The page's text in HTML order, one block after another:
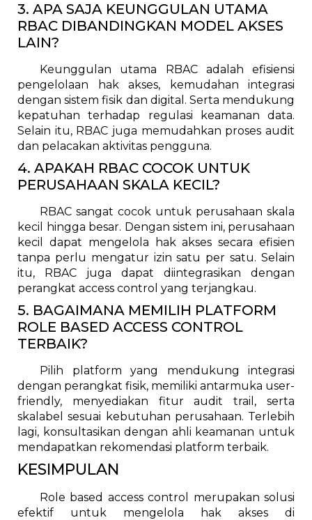
3. APA SAJA KEUNGGULAN UTAMA
RBAC DIBANDINGKAN MODEL AKSES
LAIN?
Keunggulan utama RBAC adalah efisiensi
pengelolaan hak akses, kemudahan integrasi
dengan sistem fisik dan digital. Serta mendukung
kepatuhan terhadap regulasi keamanan data.
Selain itu, RBAC juga memudahkan proses audit
dan pelacakan aktivitas pengguna.
4. APAKAH RBAC COCOK UNTUK
PERUSAHAAN SKALA KECIL?
RBAC sangat cocok untuk perusahaan skala
kecil hingga besar. Dengan sistem ini, perusahaan
kecil dapat mengelola hak akses secara efisien
tanpa perlu mengatur izin satu per satu. Selain
itu, RBAC juga dapat diintegrasikan dengan
perangkat access control yang terjangkau.
5. BAGAIMANA MEMILIH PLATFORM
ROLE BASED ACCESS CONTROL
TERBAIK?
Pilih platform yang mendukung integrasi
dengan perangkat fisik, memiliki antarmuka user-
friendly, menyediakan fitur audit trail, serta
skalabel sesuai kebutuhan perusahaan. Terlebih
lagi, konsultasikan dengan ahli keamanan untuk
mendapatkan rekomendasi platform terbaik.
KESIMPULAN
Role based access control merupakan solusi
efektif untuk mengelola hak akses di